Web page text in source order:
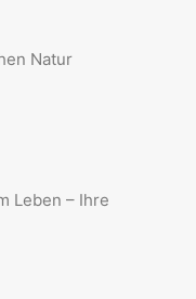
Natur
Leben – Ihre